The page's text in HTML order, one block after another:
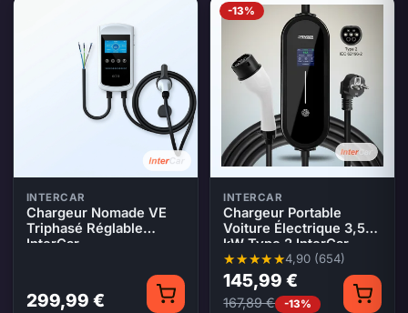
INTERCAR
Chargeur Nomade VE
Triphasé Réglable
InterCar
299,99 €
-13%
INTERCAR
Chargeur Portable
Voiture Électrique 3,5
kW Type 2 InterCar
4,90 (654)
Note moyenne 4,90 sur 5, 654
145,99 €
167,89 € -13%